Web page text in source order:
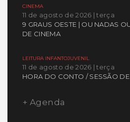
CINEMA
11 de agosto de 2026 | terça
9 GRAUS OESTE | OU NADAS
DE CINEMA
LEITURA INFANTOJUVENIL
11 de agosto de 2026 | terça
HORA DO CONTO / SESSÃO DE
+ Agenda